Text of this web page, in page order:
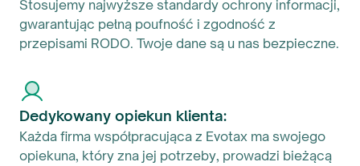
Stosujemy najwyższe standardy ochrony informacji,
gwarantując pełną poufność i zgodność z
przepisami RODO. Twoje dane są u nas bezpieczne.
Dedykowany opiekun klienta:
Każda firma współpracująca z Evotax ma swojego
opiekuna, który zna jej potrzeby, prowadzi bieżącą